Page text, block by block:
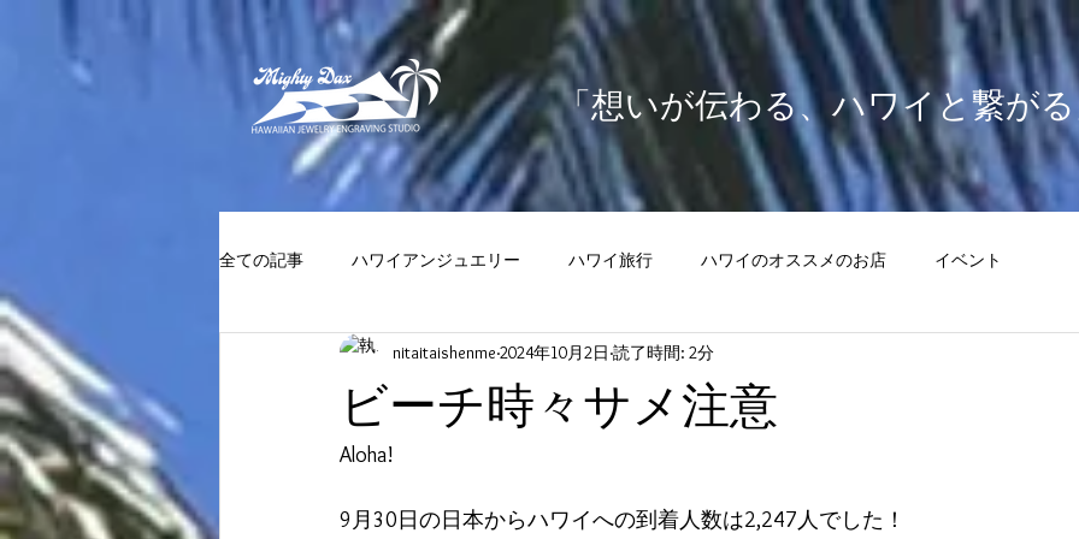
「想いが伝わる、ハワイと繋が
全ての記事 ハワイアンジュエリー ハワイ旅行 ハワイのオススメのお店 イベント
ビーチ時々サメ注意
nitaitaishenme 2024年10月2日 読了時間: 2分
Aloha!
9月30日の日本からハワイへの到着人数は2,247人でした！